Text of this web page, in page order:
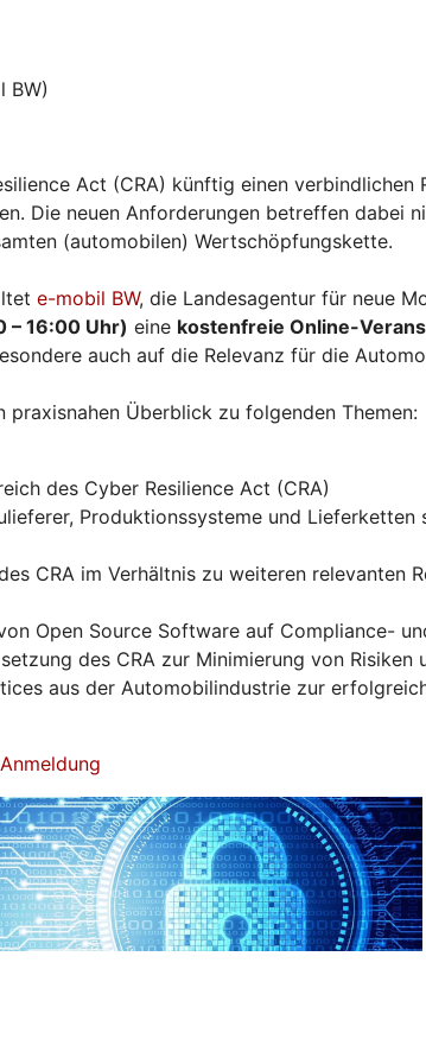
BW)
Act (CRA) künftig einen
Die neuen Anforderungen betreffen dabei
(automobilen) Wertschöpfungskette.
e-mobil BW, die Landesagentur für neue
– 16:00 Uhr) eine kostenfreie Online-
auch auf die Relevanz für die
praxisnahen Überblick zu folgenden Themen:
des Cyber Resilience Act (CRA)
Produktionssysteme und
CRA im Verhältnis zu weiteren relevanten
Open Source Software auf Compliance-
des CRA zur Minimierung von
aus der Automobilindustrie zur